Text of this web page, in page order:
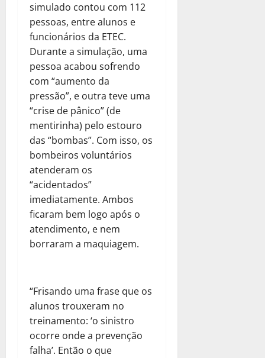
simulado contou com 112
pessoas, entre alunos e
funcionários da ETEC.
Durante a simulação, uma
pessoa acabou sofrendo
com “aumento da
pressão”, e outra teve uma
“crise de pânico” (de
mentirinha) pelo estouro
das “bombas”. Com isso, os
bombeiros voluntários
atenderam os
“acidentados”
imediatamente. Ambos
ficaram bem logo após o
atendimento, e nem
borraram a maquiagem.
“Frisando uma frase que os
alunos trouxeram no
treinamento: ‘o sinistro
ocorre onde a prevenção
falha’. Então o que